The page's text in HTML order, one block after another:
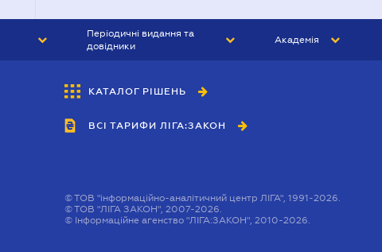
Періодичні видання та
довідники
БУХГАЛТЕР&ЗАКОН
ВІСНИК МСФЗ
Академія
КАТАЛОГ РІШЕНЬ
ВСІ ТАРИФИ ЛІГА:ЗАКОН
©ТОВ "інформаційно-аналітичний центр ЛІГА", 1991-2026.
©ТОВ "ЛІГА ЗАКОН", 2007-2026.
© Інформаційне агенство "ЛІГА:ЗАКОН", 2010-2026.